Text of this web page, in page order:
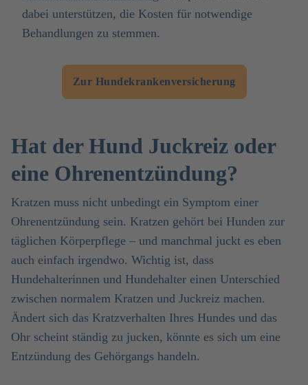
dabei unterstützen, die Kosten für notwendige
Behandlungen zu stemmen.
Zur Hundekrankenversicherung
Hat der Hund Juckreiz oder
eine Ohrenentzündung?
Kratzen muss nicht unbedingt ein Symptom einer
Ohrenentzündung sein. Kratzen gehört bei Hunden zur
täglichen Körperpflege – und manchmal juckt es eben
auch einfach irgendwo. Wichtig ist, dass
Hundehalterinnen und Hundehalter einen Unterschied
zwischen normalem Kratzen und Juckreiz machen.
Ändert sich das Kratzverhalten Ihres Hundes und das
Ohr scheint ständig zu jucken, könnte es sich um eine
Entzündung des Gehörgangs handeln.